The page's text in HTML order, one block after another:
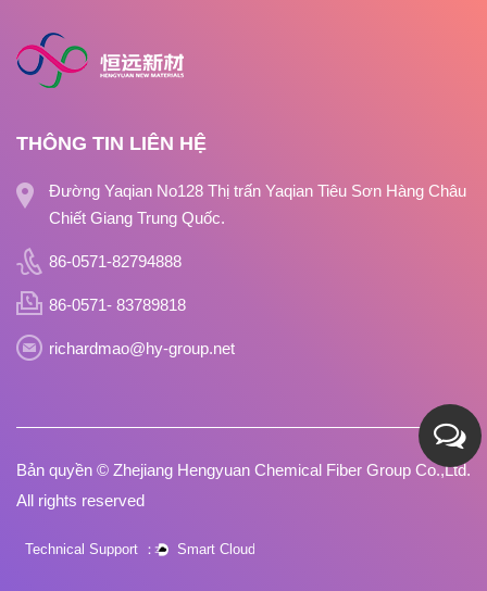
THÔNG TIN LIÊN HỆ
Đường Yaqian No128 Thị trấn Yaqian Tiêu Sơn Hàng Châu
Chiết Giang Trung Quốc.
86-0571-82794888
86-0571- 83789818
richardmao@hy-group.net
Bản quyền © Zhejiang Hengyuan Chemical Fiber Group Co.,Ltd.
All rights reserved